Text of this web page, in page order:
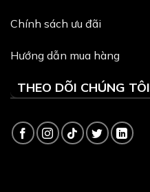
Chính sách ưu đãi
Hướng dẫn mua hàng
THEO DÕI CHÚNG TÔI